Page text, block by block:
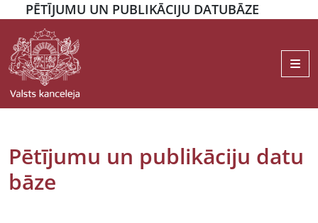
PĒTĪJUMU UN PUBLIKĀCIJU DATUBĀZE
Pētījumu un publikāciju datu
bāze